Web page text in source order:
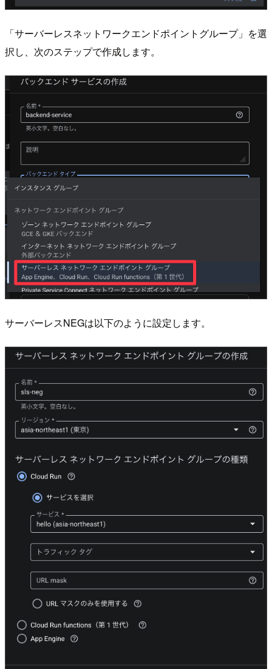
「サーバーレスネットワークエンドポイントグループ」を選
択し、次のステップで作成します。
サーバーレスNEGは以下のように設定します。